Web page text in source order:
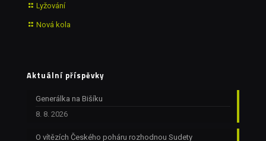
Lyžování
Nová kola
Aktuální příspěvky
Generálka na Bišíku
8. 8. 2026
O vítězích Českého poháru rozhodnou Sudety